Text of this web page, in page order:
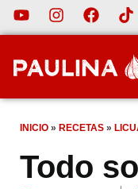
INICIO » RECETAS »
Todo